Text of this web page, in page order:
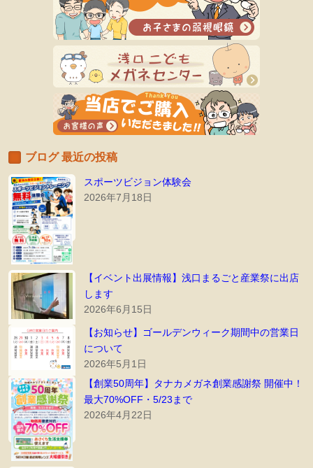
ブログ 最近の投稿
スポーツビジョン体験会
2026年7月18日
【イベント出展情報】浅口まるごと産業祭に出店
します
2026年6月15日
【お知らせ】ゴールデンウィーク期間中の営業日
について
2026年5月1日
【創業50周年】タナカメガネ創業感謝祭 開催中！
最大70%OFF・5/23まで
2026年4月22日